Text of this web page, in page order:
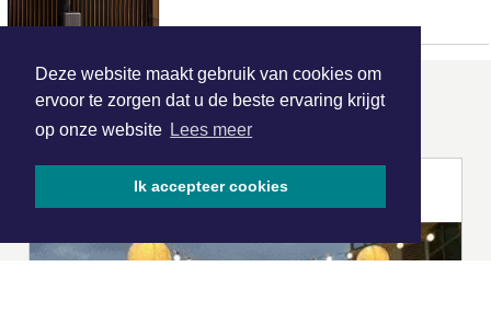
Deze website maakt gebruik van cookies om
ervoor te zorgen dat u de beste ervaring krijgt
op onze website Lees meer
Ik accepteer cookies
ONZEPARTNERS